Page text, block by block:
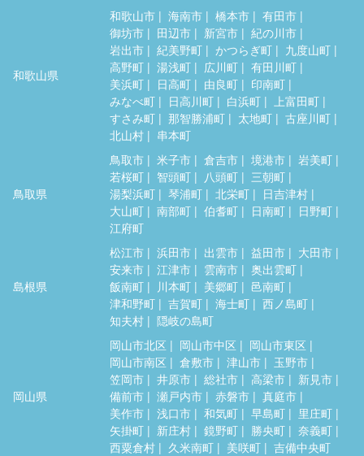
和歌山県
和歌山市 海南市 橋本市
有田市
御坊市
田辺市 新宮市
紀の川市
岩出市
紀美野町 かつらぎ町
九度山町
高野町
湯浅町 広川町
有田川町
美浜町
日高町 由良町
印南町
みなべ町
日高川町 白浜町
上富田町
すさみ町
那智勝浦町 太地町
古座川町
北山村
串本町
鳥取県
鳥取市 米子市 倉吉市 境港市
岩美町
若桜町
智頭町 八頭町
三朝町
湯梨浜町
琴浦町 北栄町
日吉津村
大山町
南部町 伯耆町 日南町
日野町
江府町
島根県
松江市 浜田市 出雲市 益田市
大田市
安来市
江津市 雲南市
奥出雲町
飯南町
川本町 美郷町
邑南町
津和野町
吉賀町 海士町
西ノ島町
知夫村
隠岐の島町
岡山県
岡山市北区 岡山市中区
岡山市東区
岡山市南区
倉敷市 津山市
玉野市
笠岡市
井原市 総社市 高梁市
新見市
備前市
瀬戸内市 赤磐市
真庭市
美作市
浅口市 和気町 早島町
里庄町
矢掛町
新庄村 鏡野町 勝央町
奈義町
西粟倉村
久米南町 美咲町 吉備中央町